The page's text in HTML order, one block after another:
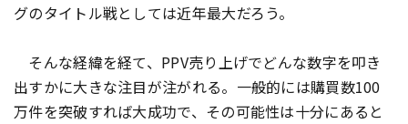
グのタイトル戦としては近年最大だろう。
そんな経緯を経て、PPV売り上げでどんな数字を叩き
出すかに大きな注目が注がれる。一般的には購買数100
万件を突破すれば大成功で、その可能性は十分にあると